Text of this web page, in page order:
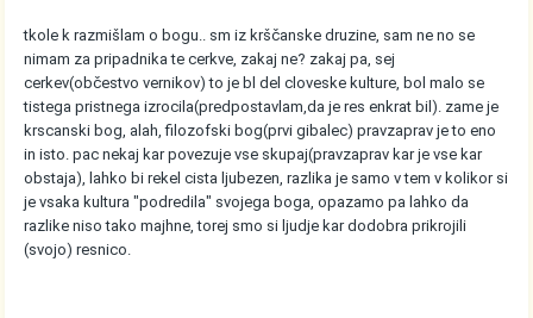
tkole k razmišlam o bogu.. sm iz krščanske druzine, sam ne no se
nimam za pripadnika te cerkve, zakaj ne? zakaj pa, sej
cerkev(občestvo vernikov) to je bl del cloveske kulture, bol malo se
tistega pristnega izrocila(predpostavlam,da je res enkrat bil). zame je
krscanski bog, alah, filozofski bog(prvi gibalec) pravzaprav je to eno
in isto. pac nekaj kar povezuje vse skupaj(pravzaprav kar je vse kar
obstaja), lahko bi rekel cista ljubezen, razlika je samo v tem v kolikor si
je vsaka kultura "podredila" svojega boga, opazamo pa lahko da
razlike niso tako majhne, torej smo si ljudje kar dodobra prikrojili
(svojo) resnico.